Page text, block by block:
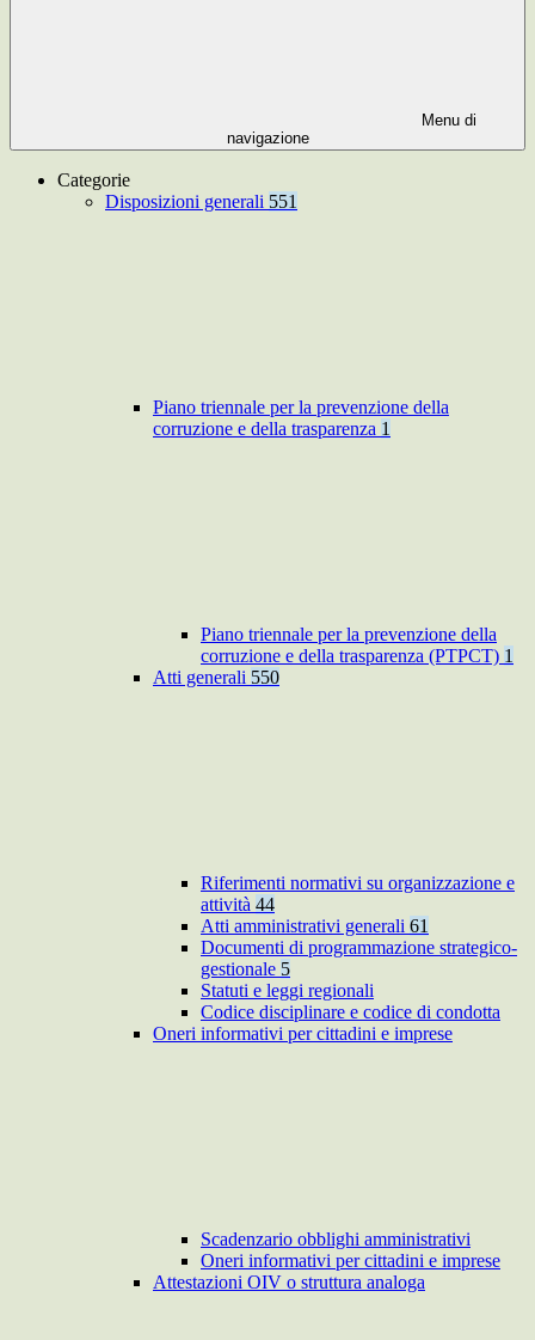
Menu di
navigazione
Categorie
Disposizioni generali 551
Piano triennale per la prevenzione della
corruzione e della trasparenza 1
Piano triennale per la prevenzione della
corruzione e della trasparenza (PTPCT) 1
Atti generali 550
Riferimenti normativi su organizzazione e
attività 44
Atti amministrativi generali 61
Documenti di programmazione strategico-
gestionale 5
Statuti e leggi regionali
Codice disciplinare e codice di condotta
Oneri informativi per cittadini e imprese
Scadenzario obblighi amministrativi
Oneri informativi per cittadini e imprese
Attestazioni OIV o struttura analoga